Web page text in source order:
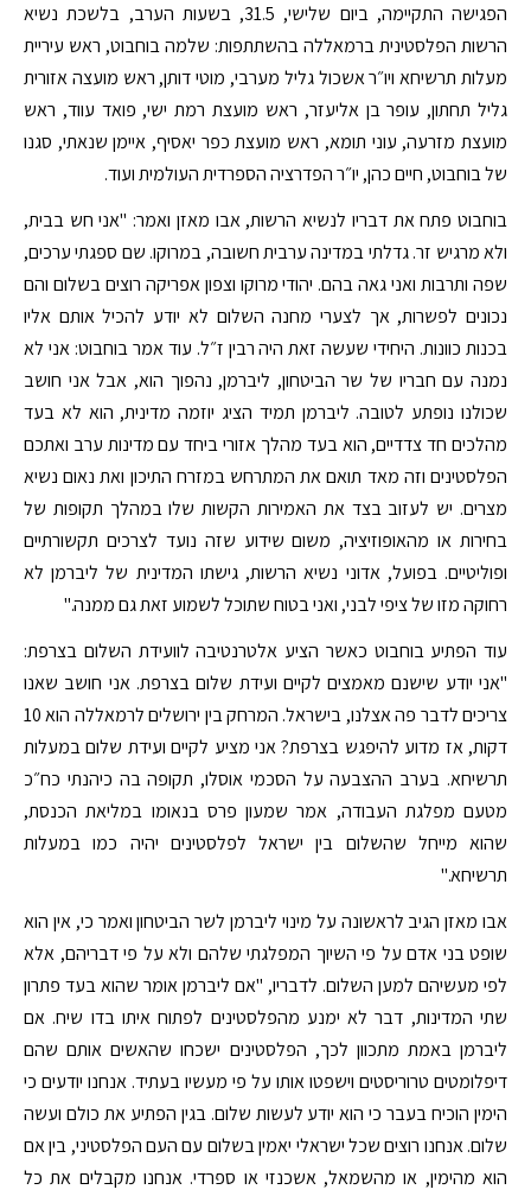
הפגישה התקיימה, ביום שלישי, 31.5, בשעות הערב, בלשכת נשיא
הרשות הפלסטינית ברמאללה בהשתתפות: שלמה בוחבוט, ראש עיריית
מעלות תרשיחא ויו״ר אשכול גליל מערבי, מוטי דותן, ראש מועצה אזורית
גליל תחתון, עופר בן אליעזר, ראש מועצת רמת ישי, פואד עווד, ראש
מועצת מזרעה, עוני תומא, ראש מועצת כפר יאסיף, איימן שנאתי, סגנו
של בוחבוט, חיים כהן, יו״ר הפדרציה הספרדית העולמית ועוד.
בוחבוט פתח את דבריו לנשיא הרשות, אבו מאזן ואמר: "אני חש בבית,
ולא מרגיש זר. גדלתי במדינה ערבית חשובה, במרוקו. שם ספגתי ערכים,
שפה ותרבות ואני גאה בהם. יהודי מרוקו וצפון אפריקה רוצים בשלום והם
נכונים לפשרות, אך לצערי מחנה השלום לא יודע להכיל אותם אליו
בכנות כוונות. היחידי שעשה זאת היה רבין ז״ל. עוד אמר בוחבוט: אני לא
נמנה עם חבריו של שר הביטחון, ליברמן, נהפוך הוא, אבל אני חושב
שכולנו נופתע לטובה. ליברמן תמיד הציג יוזמה מדינית, הוא לא בעד
מהלכים חד צדדיים, הוא בעד מהלך אזורי ביחד עם מדינות ערב ואתכם
הפלסטינים וזה מאד תואם את המתרחש במזרח התיכון ואת נאום נשיא
מצרים. יש לעזוב בצד את האמירות הקשות שלו במהלך תקופות של
בחירות או מהאופוזיציה, משום שידוע שזה נועד לצרכים תקשורתיים
ופוליטיים. בפועל, אדוני נשיא הרשות, גישתו המדינית של ליברמן לא
רחוקה מזו של ציפי לבני, ואני בטוח שתוכל לשמוע זאת גם ממנה."
עוד הפתיע בוחבוט כאשר הציע אלטרנטיבה לוועידת השלום בצרפת:
"אני יודע שישנם מאמצים לקיים ועידת שלום בצרפת. אני חושב שאנו
צריכים לדבר פה אצלנו, בישראל. המרחק בין ירושלים לרמאללה הוא 10
דקות, אז מדוע להיפגש בצרפת? אני מציע לקיים ועידת שלום במעלות
תרשיחא. בערב ההצבעה על הסכמי אוסלו, תקופה בה כיהנתי כח״כ
מטעם מפלגת העבודה, אמר שמעון פרס בנאומו במליאת הכנסת,
שהוא מייחל שהשלום בין ישראל לפלסטינים יהיה כמו במעלות
תרשיחא."
אבו מאזן הגיב לראשונה על מינוי ליברמן לשר הביטחון ואמר כי, אין הוא
שופט בני אדם על פי השיוך המפלגתי שלהם ולא על פי דבריהם, אלא
לפי מעשיהם למען השלום. לדבריו, "אם ליברמן אומר שהוא בעד פתרון
שתי המדינות, דבר לא ימנע מהפלסטינים לפתוח איתו בדו שיח. אם
ליברמן באמת מתכוון לכך, הפלסטינים ישכחו שהאשים אותם שהם
דיפלומטים טרוריסטים וישפטו אותו על פי מעשיו בעתיד. אנחנו יודעים כי
הימין הוכיח בעבר כי הוא יודע לעשות שלום. בגין הפתיע את כולם ועשה
שלום. אנחנו רוצים שכל ישראלי יאמין בשלום עם העם הפלסטיני, בין אם
הוא מהימין, או מהשמאל, אשכנזי או ספרדי. אנחנו מקבלים את כל